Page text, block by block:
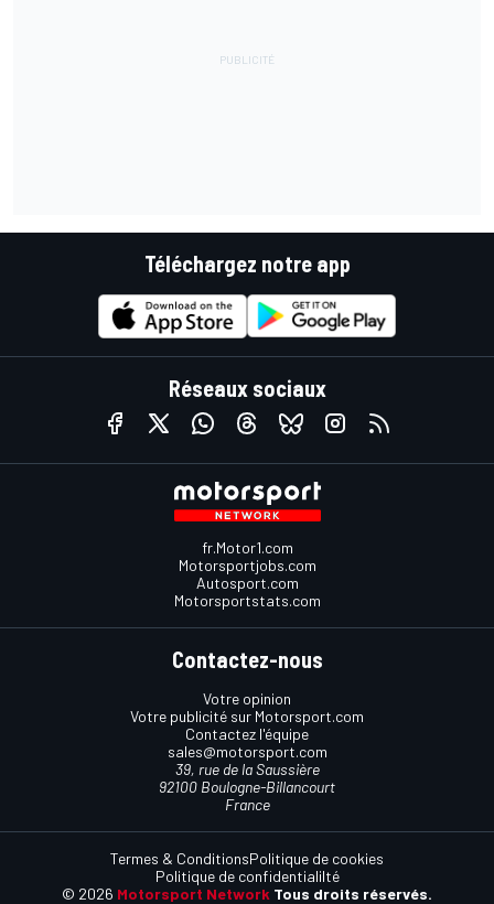
Téléchargez notre app
Réseaux sociaux
fr.Motor1.com
Motorsportjobs.com
Autosport.com
Motorsportstats.com
Contactez-nous
Votre opinion
Votre publicité sur Motorsport.com
Contactez l'équipe
sales@motorsport.com
39, rue de la Saussière
92100 Boulogne-Billancourt
France
© 2026 Motorsport Network Tous droits réservés.
Termes & ConditionsPolitique de cookies
Politique de confidentialilté